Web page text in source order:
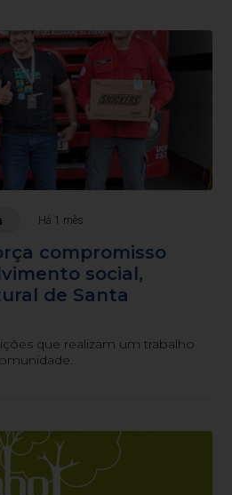
Há 1 mês
compromisso
social,
de Santa
que realizam um trabalho